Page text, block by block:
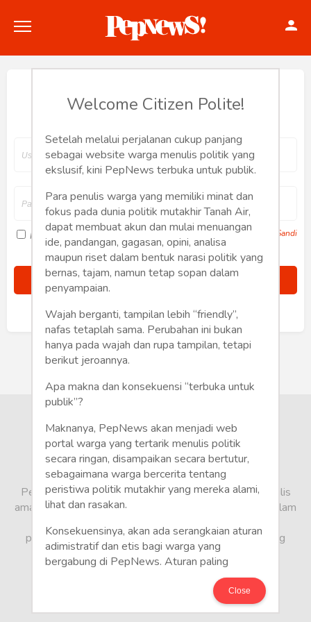
Politik
Hankam
Internasional
Bisnis
Humaniora
Sketsa
Tekno
Gaya
Wisata
Wanita
Hey, Welcome back.
Ingat saya Lupa Sandi
Buat Akun Baru
Welcome Citizen Polite!
Setelah melalui perjalanan cukup panjang
sebagai website warga menulis politik yang
ekslusif, kini PepNews terbuka untuk publik.
Para penulis warga yang memiliki minat dan
fokus pada dunia politik mutakhir Tanah Air,
dapat membuat akun dan mulai menuangan
ide, pandangan, gagasan, opini, analisa
maupun riset dalam bentuk narasi politik yang
bernas, tajam, namun tetap sopan dalam
penyampaian.
Wajah berganti, tampilan lebih “friendly”,
nafas tetaplah sama. Perubahan ini bukan
hanya pada wajah dan rupa tampilan, tetapi
berikut jeroannya.
Apa makna dan konsekuensi “terbuka untuk
publik”?
Maknanya, PepNews akan menjadi web
portal warga yang tertarik menulis politik
secara ringan, disampaikan secara bertutur,
sebagaimana warga bercerita tentang
peristiwa politik mutakhir yang mereka alami,
lihat dan rasakan.
Konsekuensinya, akan ada serangkaian aturan
adimistratif dan etis bagi warga yang
bergabung di PepNews. Aturan paling
mendasar adalah setiap penulis wajib
menggunakan identitas asli sesuai kartu
keterangan penduduk. Demikian juga foto
Close
PepNews.com adalah media warga, tempat bagi penulis
amatir dan profesional menyampaikan berbagai opini dalam
pandang tidak biasa, yang berbeda dari sudut pandang
berita media arus utama.